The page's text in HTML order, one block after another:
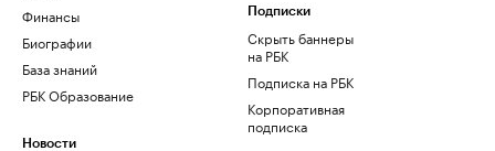
Финансы
Биографии
База знаний
РБК Образование
Новости
Подписки
Скрыть баннеры
на РБК
Подписка на РБК
Корпоративная
подписка